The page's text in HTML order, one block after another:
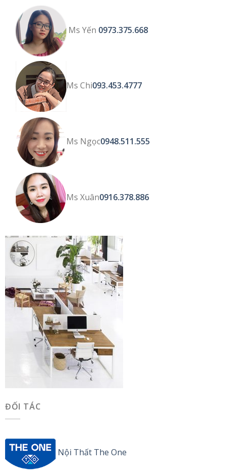
Ms Yến 0973.375.668
Ms Chi093.453.4777
Ms Ngọc0948.511.555
Ms Xuân0916.378.886
ĐỐI TÁC
Nội Thất The One